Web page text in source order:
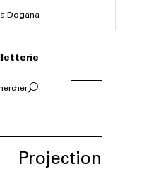
Dogana
Projection